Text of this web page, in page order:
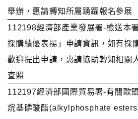
舉辦，惠請轉知所屬踴躍報名參展
112198經濟部產業發展署-檢送本
採購績優表揚」申請資訊，如有採
歡迎提出申請，惠請協助轉知相關
查照
112197經濟部國際貿易署-有關歐
烷基磷酸酯(alkylphosphate